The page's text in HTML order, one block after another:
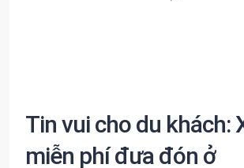
Tin vui cho du khách:
miễn phí đưa đón ở